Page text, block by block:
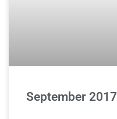
September 2017